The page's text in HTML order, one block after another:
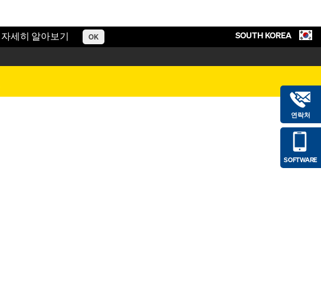
자세히 알아보기 OK
연락처
SOFTWARE
SOUTH KOREA